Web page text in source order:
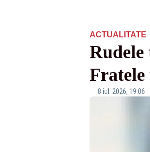
ACTUALITATE·
Fratele
8 iul. 2026, 19:06